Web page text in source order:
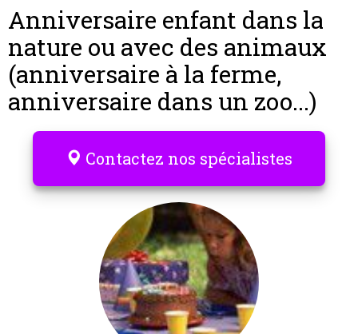
Anniversaire enfant dans la
nature ou avec des animaux
(anniversaire à la ferme,
anniversaire dans un zoo...)
Contactez nos spécialistes